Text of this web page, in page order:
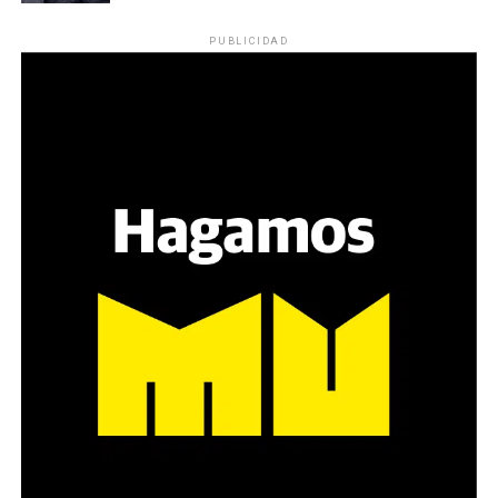
es a través del interrogante, que puedan encarnar la
pregunta», comparte Gonzalo, de 41 años.
PUBLICIDAD